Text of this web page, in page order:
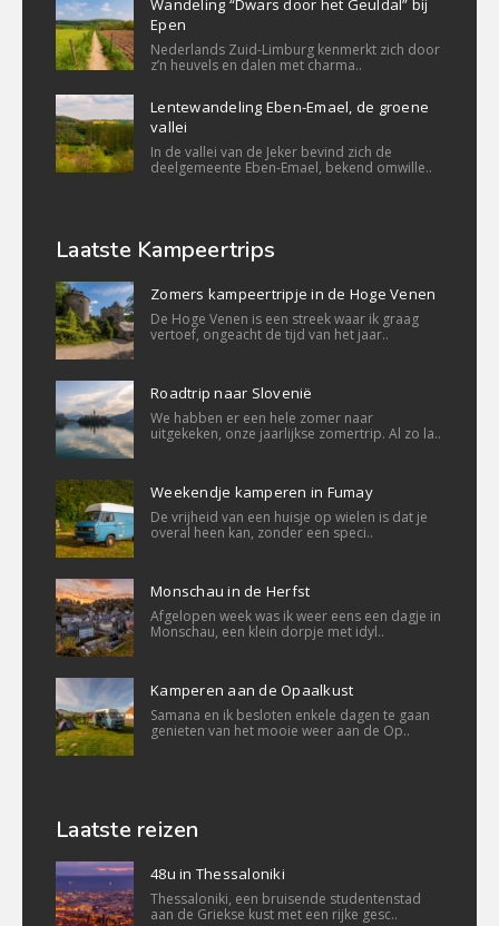
Wandeling “Dwars door het Geuldal” bij
Epen
Nederlands Zuid-Limburg kenmerkt zich door
z’n heuvels en dalen met charma..
Lentewandeling Eben-Emael, de groene
vallei
In de vallei van de Jeker bevind zich de
deelgemeente Eben-Emael, bekend omwille..
Laatste Kampeertrips
Zomers kampeertripje in de Hoge Venen
De Hoge Venen is een streek waar ik graag
vertoef, ongeacht de tijd van het jaar..
Roadtrip naar Slovenië
We habben er een hele zomer naar
uitgekeken, onze jaarlijkse zomertrip. Al zo la..
Weekendje kamperen in Fumay
De vrijheid van een huisje op wielen is dat je
overal heen kan, zonder een speci..
Monschau in de Herfst
Afgelopen week was ik weer eens een dagje in
Monschau, een klein dorpje met idyl..
Kamperen aan de Opaalkust
Samana en ik besloten enkele dagen te gaan
genieten van het mooie weer aan de Op..
Laatste reizen
48u in Thessaloniki
Thessaloniki, een bruisende studentenstad
aan de Griekse kust met een rijke gesc..